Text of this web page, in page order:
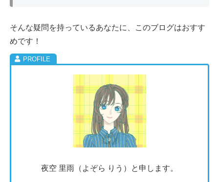
そんな疑問を持っているあなたに、このブログはおすす
めです！
夜空 里雨（よぞら りう）と申します。